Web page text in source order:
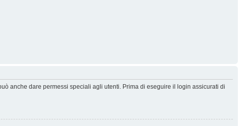
anche dare permessi speciali agli utenti. Prima di eseguire il login assicurati di